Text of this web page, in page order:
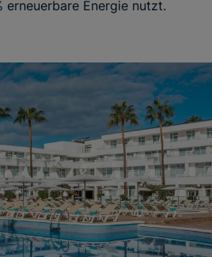
erneuerbare Energie nutzt.